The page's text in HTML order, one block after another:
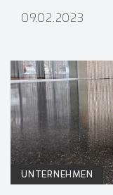
09.02.2023
UNTERNEHMEN